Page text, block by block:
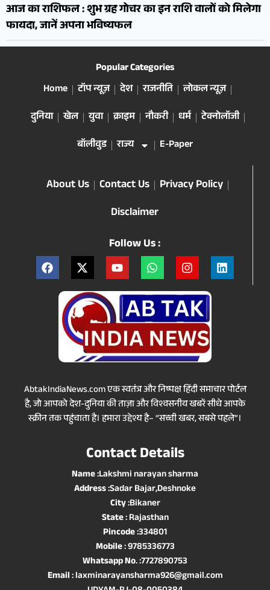
आज का राशिफल : शुभ ग्रह गोचर का इन राशि वालों को मिलेगा
फायदा, जानें अपना भविष्यफल
Popular Categories
Home
टॉप न्यूज़ देश राजनीति
लोकल न्यूज़
दुनिया
खेल युवा क्राइम नौकरी धर्म
टेक्नोलॉजी
बॉलीवुड
राज्य E-Paper
About Us Contact Us
Privacy Policy
Disclaimer
Follow Us :
AbtakIndiaNews.com एक स्वतंत्र और निष्पक्ष हिंदी समाचार पोर्टल
है, जो आपको देश-दुनिया की ताज़ा और विश्वसनीय खबरें सीधे आपके
स्क्रीन तक पहुंचाता है। हमारा उद्देश्य है– “सच्ची खबर, सबसे पहले”।
Contact Details
Name:Lakshmi narayan sharma
Address:Sadar Bajar,Deshnoke
City:Bikaner
State: Rajasthan
Pincode:334801
Mobile: 9785336773
Whatsapp No. :7727890753
Email: laxminarayansharma926@gmail.com